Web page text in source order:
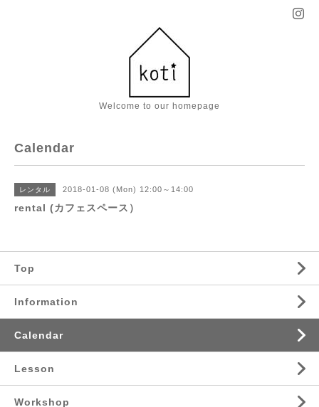
Welcome to our homepage
Calendar
レンタル 2018-01-08 (Mon) 12:00～14:00
rental (カフェスペース）
Top
Information
Calendar
Lesson
Workshop